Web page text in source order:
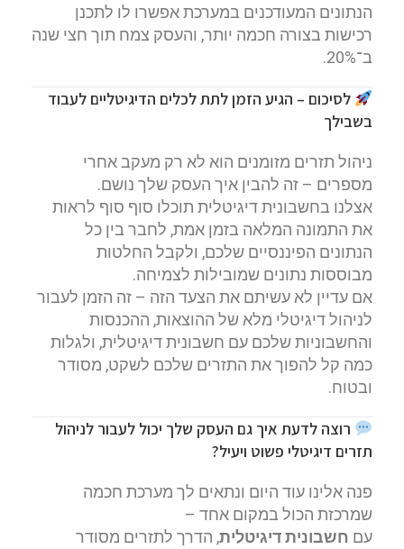
הנתונים המעודכנים במערכת אפשרו לו לתכנן
רכישות בצורה חכמה יותר, והעסק צמח תוך חצי שנה
ב־20%.
לסיכום – הגיע הזמן לתת לכלים הדיגיטליים לעבוד
בשבילך
ניהול תזרים מזומנים הוא לא רק מעקב אחרי
מספרים – זה להבין איך העסק שלך נושם.
אצלנו בחשבונית דיגיטלית תוכלו סוף סוף לראות
את התמונה המלאה בזמן אמת, לחבר בין כל
הנתונים הפיננסיים שלכם, ולקבל החלטות
מבוססות נתונים שמובילות לצמיחה.
אם עדיין לא עשיתם את הצעד הזה – זה הזמן לעבור
לניהול דיגיטלי מלא של ההוצאות, ההכנסות
והחשבוניות שלכם עם חשבונית דיגיטלית, ולגלות
כמה קל להפוך את התזרים שלכם לשקט, מסודר
ובטוח.
רוצה לדעת איך גם העסק שלך יכול לעבור לניהול
תזרים דיגיטלי פשוט ויעיל?
פנה אלינו עוד היום ונתאים לך מערכת חכמה
שמרכזת הכול במקום אחד –
עם חשבונית דיגיטלית, הדרך לתזרים מסודר